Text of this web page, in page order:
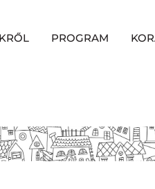
PROGRAM